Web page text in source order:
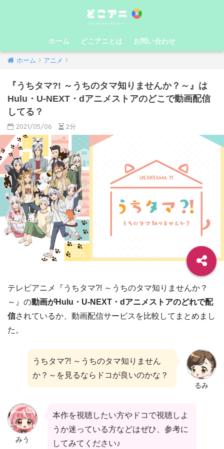
ホーム どこアニとは お問い合わせ
ホーム アニメ
『うちタマ?! ～うちのタマ知りませんか？～』は
Hulu・U-NEXT・dアニメストアのどこで動画配信
してる？
2021/05/06 2分
テレビアニメ『うちタマ?! ～うちのタマ知りませんか？
～』の動画がHulu・U-NEXT・dアニメストアのどれで配
信されているか、動画配信サービスを比較してまとめまし
た。
るみ
うちタマ?! ～うちのタマ知りません
か？～を見るならドコが良いのかな？
みう
本作を視聴したい方やドコで視聴しよ
うか迷っている方などはぜひ、参考に
してみてください♪